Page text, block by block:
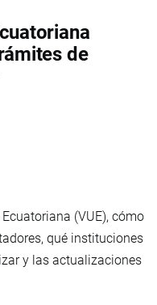
de
(VUE), cómo
qué instituciones
y las actualizaciones